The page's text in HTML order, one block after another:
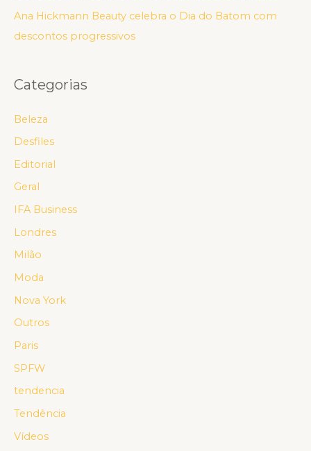
Ana Hickmann Beauty celebra o Dia do Batom com
descontos progressivos
Categorias
Beleza
Desfiles
Editorial
Geral
IFA Business
Londres
Milão
Moda
Nova York
Outros
Paris
SPFW
tendencia
Tendência
Vídeos